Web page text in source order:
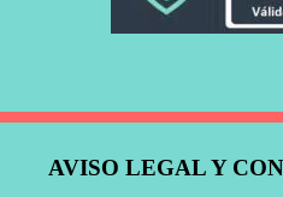
AVISO LEGAL Y